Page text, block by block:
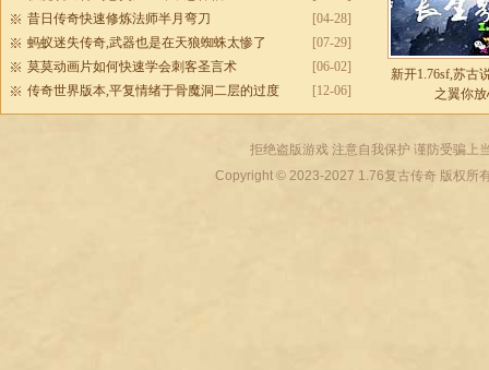
[04-28]
昔日传奇快速修炼法师半月弯刀
[07-29]
蚂蚁迷失传奇,武器也是在天狼蜘蛛太惨了
[06-02]
莫莫动画片如何快速学会刺客圣言术
[12-06]
传奇世界版本,平复情绪于骨魔洞二层的过度
新开1.76sf,苏古
之翼你
拒绝盗版游戏 注意自我保护 谨防受骗上
Copyright © 2023-2027 1.76复古传奇版权所